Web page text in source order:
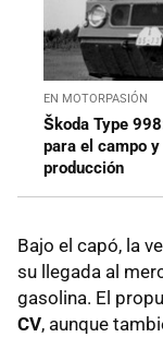
EN MOTORPASIÓN
Škoda Type
para el campo
producción
Bajo el capó, la
su llegada al
gasolina. El
CV, aunque